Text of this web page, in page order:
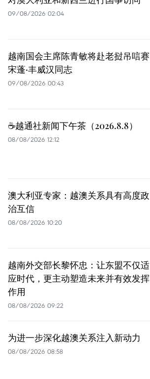
09/08/2026 02:04
越南国会主席陈青敏将赴老挝吊唁赛
宋蓬·丰威汉同志
09/08/2026 00:43
☕️越通社新闻下午茶（2026.8.8）
08/08/2026 12:12
澳大利亚专家：越澳关系具有高度政
治互信
08/08/2026 10:20
越南外交部长黎怀忠：让东盟不仅适
应时代，更主动塑造未来并有效发挥
作用
08/08/2026 09:22
为进一步深化越澳关系注入新动力
08/08/2026 08:58